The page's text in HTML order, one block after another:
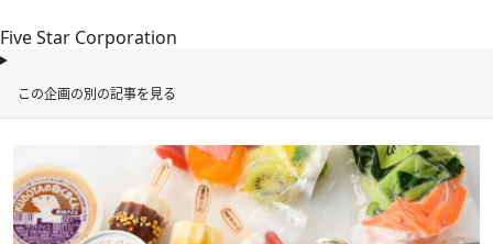
Five Star Corporation
この企画の別の記事を見る